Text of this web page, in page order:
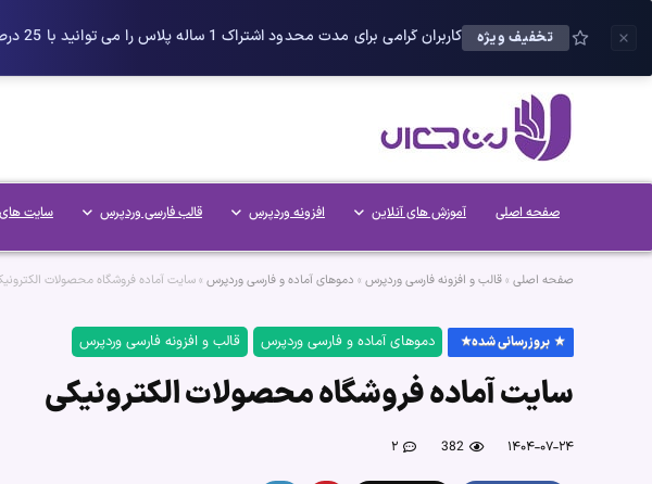
تخفیف ویژه کاربران گرامی برای مدت محدود اشتراک 1 ساله پلاس را می توانید با 25 درصد تخفیف دریافت کنید.
صفحه اصلی آموزش های آنلاین افزونه وردپرس قالب فارسی وردپرس سایت های
صفحه اصلی »قالب و افزونه فارسی وردپرس » دموهای آماده و فارسی وردپرس »سایت آماده فروشگاه محصولات
بروزرسانی شده دموهای آماده و فارسی وردپرس قالب و افزونه فارسی وردپرس
سایت آماده فروشگاه محصولات الکترونیکی
۱۴۰۴-۰۷-۲۴ 382 ۲